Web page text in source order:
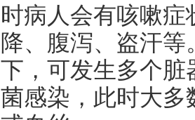
时病人会有咳嗽
降、腹泻、盗汗
下，可发生多个
菌感染，此时大多